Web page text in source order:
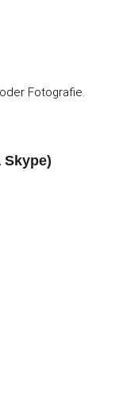
Fotografie.
Skype)